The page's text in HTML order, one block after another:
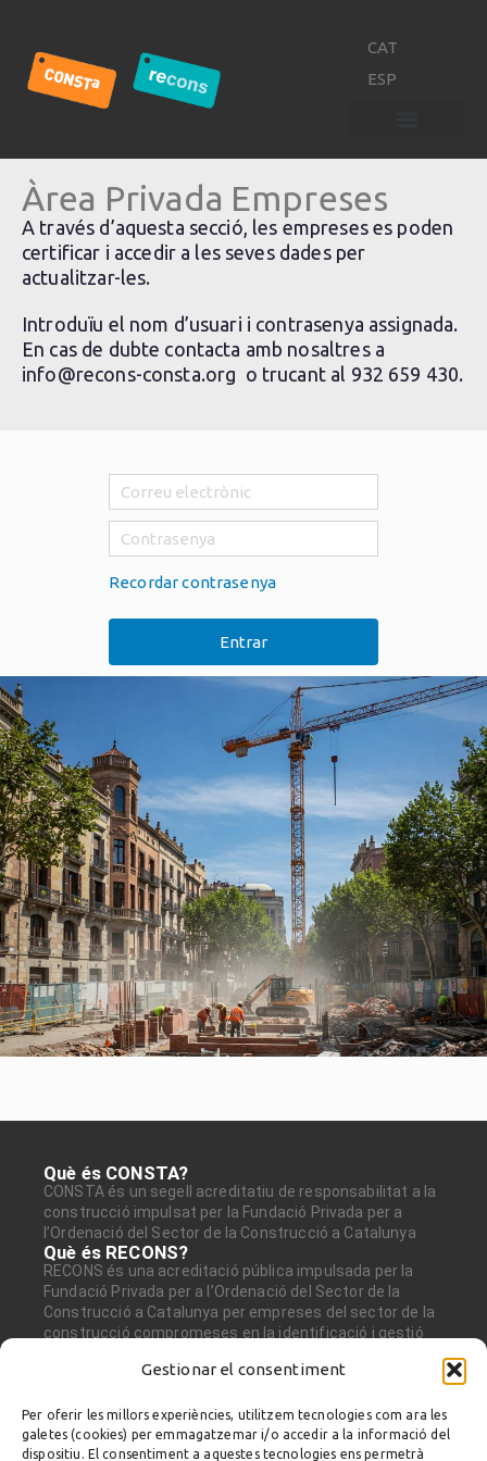
Gestionar el consentiment
Per oferir les millors experiències, utilitzem tecnologies com ara les
galetes (cookies) per emmagatzemar i/o accedir a la informació del
dispositiu. El consentiment a aquestes tecnologies ens permetrà
CAT
ESP
Àrea Privada Empreses
A través d’aquesta secció, les empreses es poden
certificar i accedir a les seves dades per
actualitzar-les.
Introduïu el nom d’usuari i contrasenya assignada.
En cas de dubte contacta amb nosaltres a
info@recons-consta.org o trucant al 932 659 430.
Recordar contrasenya
Entrar
Què és CONSTA?
CONSTA és un segell acreditatiu de responsabilitat a la
construcció impulsat per la Fundació Privada per a
l’Ordenació del Sector de la Construcció a Catalunya
Què és RECONS?
RECONS és una acreditació pública impulsada per la
Fundació Privada per a l’Ordenació del Sector de la
Construcció a Catalunya per empreses del sector de la
construcció compromeses en la identificació i gestió
Disseny web i Programació
Fundació Privada per a l’Ordenació del Sector
de la Construcció a Catalunya